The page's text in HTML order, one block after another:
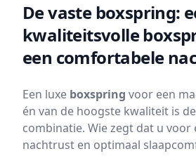
De vaste boxspring:
kwaliteitsvolle
een comfortabele
Een luxe boxspring voor een
én van de hoogste kwaliteit is
combinatie. Wie zegt dat u voor
nachtrust en optimaal